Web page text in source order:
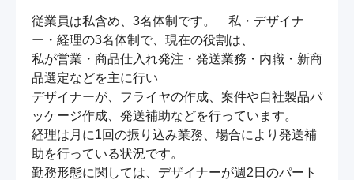
従業員は私含め、3名体制です。　私・デザイナ
ー・経理の3名体制で、現在の役割は、
私が営業・商品仕入れ発注・発送業務・内職・新商
品選定などを主に行い
デザイナーが、フライヤの作成、案件や自社製品パ
ッケージ作成、発送補助などを行っています。
経理は月に1回の振り込み業務、場合により発送補
助を行っている状況です。
勤務形態に関しては、デザイナーが週2日のパート